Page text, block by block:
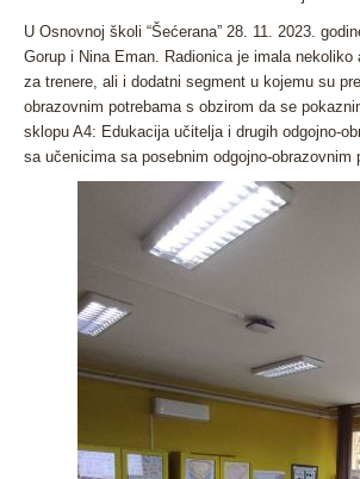
U Osnovnoj školi “Šećerana” 28. 11. 2023.
Gorup i Nina Eman. Radionica je imala
za trenere, ali i dodatni segment u kojemu su
obrazovnim potrebama s obzirom da se
sklopu A4: Edukacija učitelja i drugih odgojno-
sa učenicima sa posebnim odgojno-obrazovnim